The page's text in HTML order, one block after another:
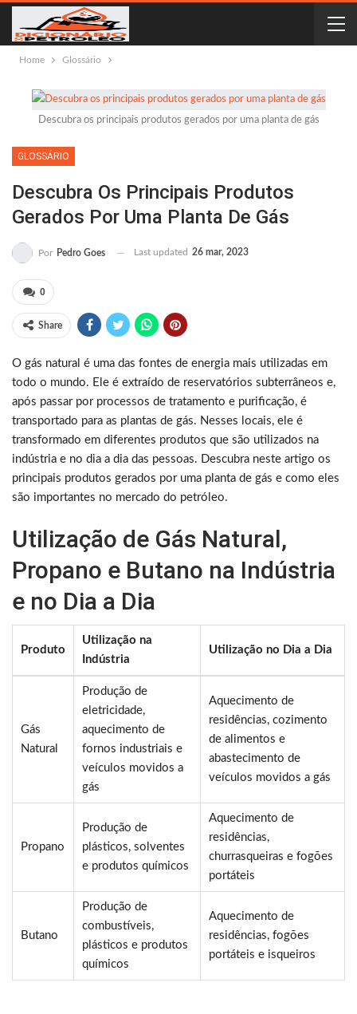
Home Glossário
Descubra os principais produtos gerados por uma planta de gás
GLOSSÁRIO
Descubra Os Principais Produtos
Gerados Por Uma Planta De Gás
Por Pedro Goes Last updated 26 mar, 2023
0
Share
O gás natural é uma das fontes de energia mais utilizadas em
todo o mundo. Ele é extraído de reservatórios subterrâneos e,
após passar por processos de tratamento e purificação, é
transportado para as plantas de gás. Nesses locais, ele é
transformado em diferentes produtos que são utilizados na
indústria e no dia a dia das pessoas. Descubra neste artigo os
principais produtos gerados por uma planta de gás e como eles
são importantes no mercado do petróleo.
Utilização de Gás Natural,
Propano e Butano na Indústria
e no Dia a Dia
Produto
Utilização na
Indústria
Utilização no Dia a Dia
Gás
Natural
Produção de
eletricidade,
aquecimento de
fornos industriais e
veículos movidos a
gás
Aquecimento de
residências, cozimento
de alimentos e
abastecimento de
veículos movidos a gás
Propano
Produção de
plásticos, solventes
e produtos químicos
Aquecimento de
residências,
churrasqueiras e fogões
portáteis
Butano
Produção de
combustíveis,
plásticos e produtos
químicos
Aquecimento de
residências, fogões
portáteis e isqueiros